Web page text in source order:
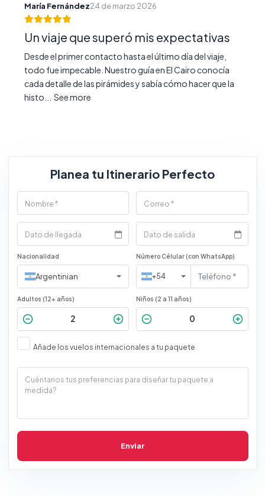
María Fernández24 de marzo 2026
Un viaje que superó mis expectativas
Desde el primer contacto hasta el último día del viaje,
todo fue impecable. Nuestro guía en El Cairo conocía
cada detalle de las pirámides y sabía cómo hacer que la
histo...
See more
Planea tu Itinerario Perfecto
Nacionalidad
Argentinian
Número Célular (con WhatsApp)
+54
Adultos (12+ años) Niños (2 a 11 años)
Añade los vuelos internacionales a tu paquete
Enviar